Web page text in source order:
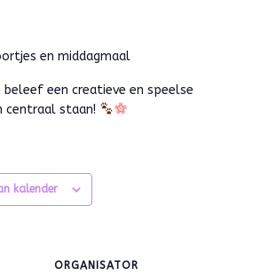
en middagmaal
beleef een creatieve en speelse
centraal staan!
kalender
ORGANISATOR